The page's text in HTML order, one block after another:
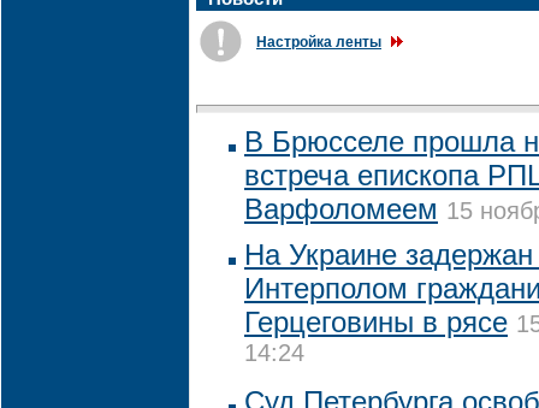
Настройка ленты
В Брюсселе прошла
встреча епископа
Варфоломеем 15
На Украине
Интерполом
Герцеговины в рясе
14:24
Суд Петербурга